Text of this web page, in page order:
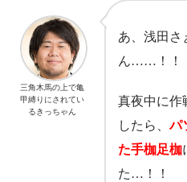
あ、浅田
ん……！！
真夜中に作
したら、パ
た手枷足枷
た…！！
三角木馬の上で亀
甲縛りにされてい
るきっちゃん